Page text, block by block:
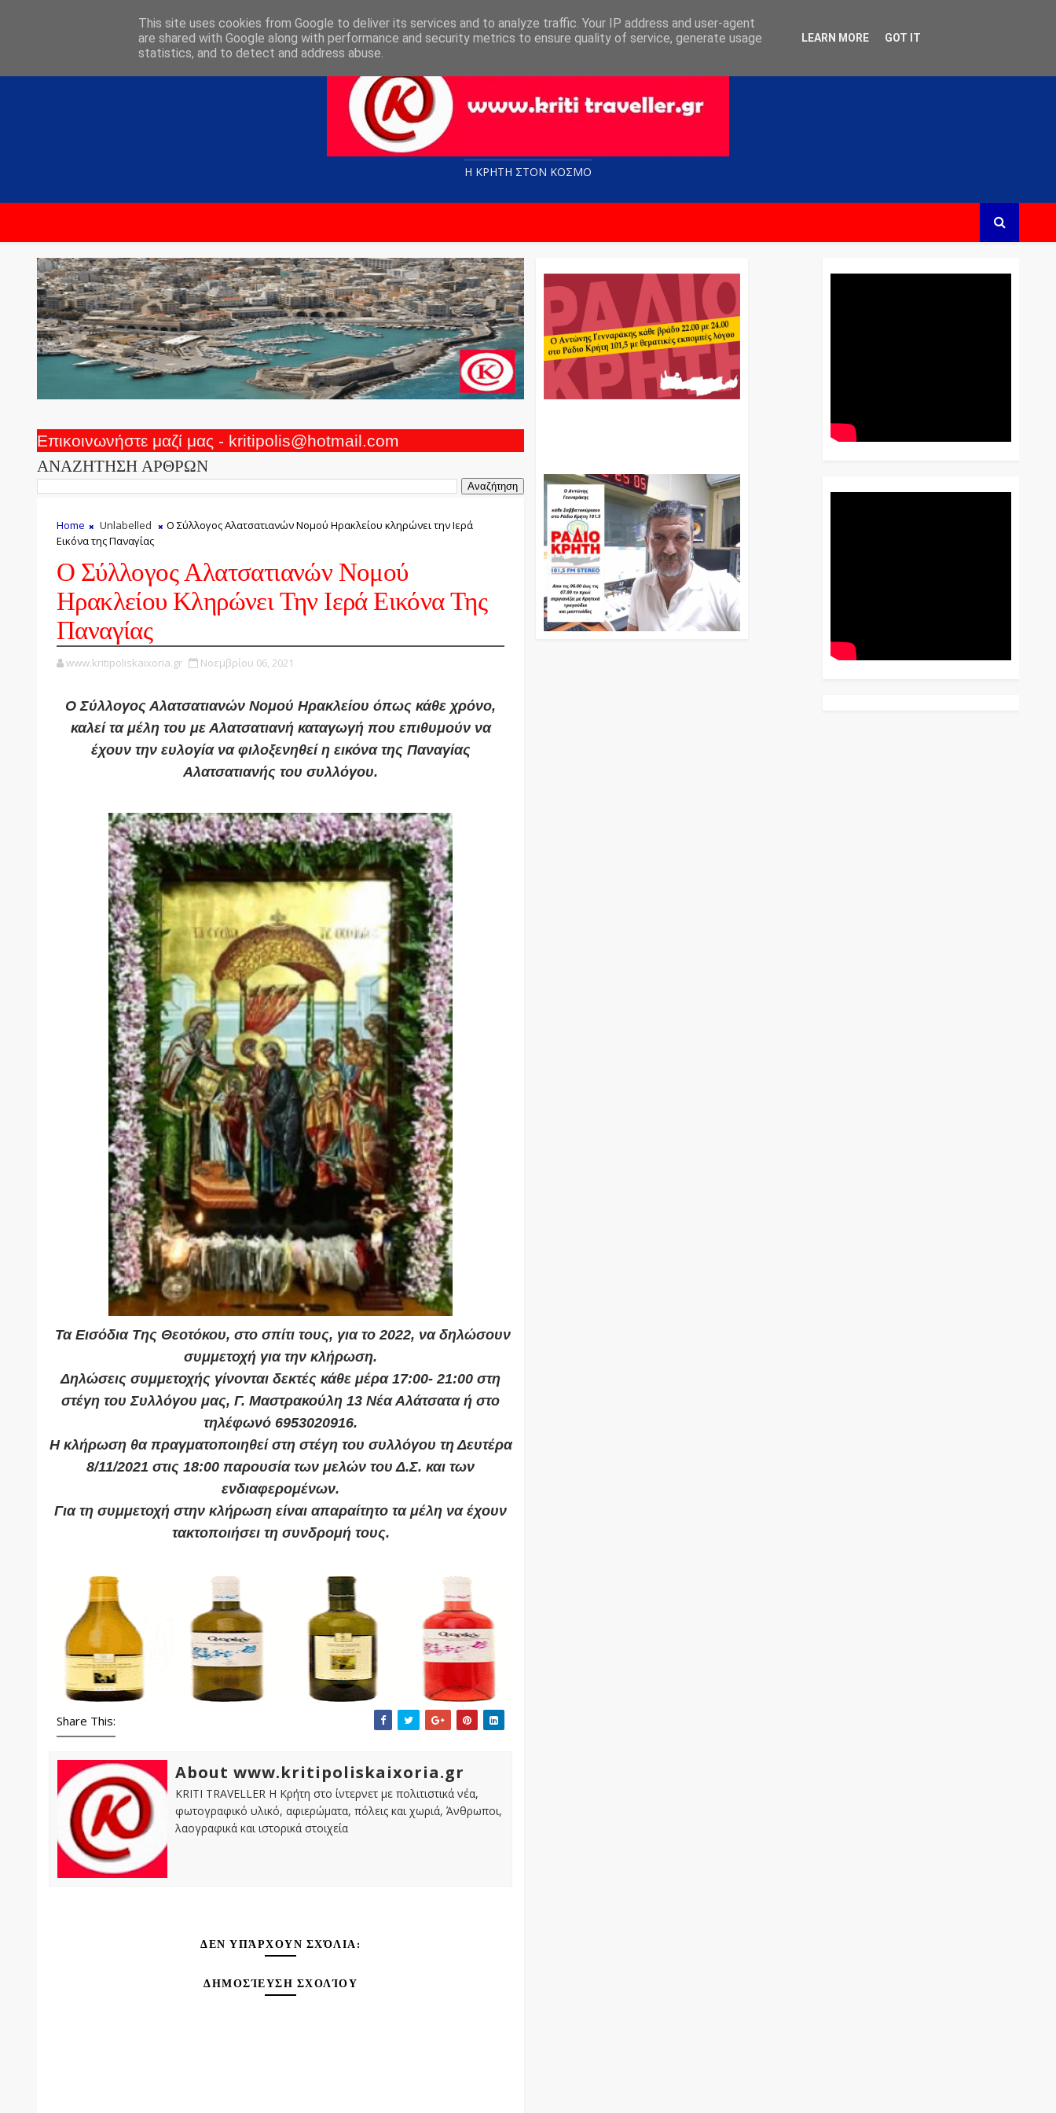
Η ΚΡΗΤΗ ΣΤΟN KOΣΜΟ
Επικοινωνήστε μαζί μας - kritipolis@hotmail.com
ΑΝΑΖΗΤΗΣΗ ΑΡΘΡΩΝ
Home Unlabelled
Ο Σύλλογος Αλατσατιανών Νομού Ηρακλείου κληρώνει την Ιερά
Εικόνα της Παναγίας
Ο Σύλλογος Αλατσατιανών Νομού
Ηρακλείου Κληρώνει Την Ιερά Εικόνα Της
Παναγίας
www.kritipoliskaixoria.gr Νοεμβρίου 06, 2021
Ο Σύλλογος Αλατσατιανών Νομού Ηρακλείου όπως κάθε χρόνο,
καλεί τα μέλη του με Αλατσατιανή καταγωγή που επιθυμούν να
έχουν την ευλογία να φιλοξενηθεί η εικόνα της Παναγίας
Αλατσατιανής του συλλόγου.
Τα Εισόδια Της Θεοτόκου, στο σπίτι τους, για το 2022, να δηλώσουν
συμμετοχή για την κλήρωση.
Δηλώσεις συμμετοχής γίνονται δεκτές κάθε μέρα 17:00- 21:00 στη
στέγη του Συλλόγου μας, Γ. Μαστρακούλη 13 Νέα Αλάτσατα ή στo
τηλέφωνό 6953020916.
Η κλήρωση θα πραγματοποιηθεί στη στέγη του συλλόγου τη Δευτέρα
8/11/2021 στις 18:00 παρουσία των μελών του Δ.Σ. και των
ενδιαφερομένων.
Για τη συμμετοχή στην κλήρωση είναι απαραίτητο τα μέλη να έχουν
τακτοποιήσει τη συνδρομή τους.
Share This:
About www.kritipoliskaixoria.gr
KRITI TRAVELLER Η Κρήτη στο ίντερνετ με πολιτιστικά νέα,
φωτογραφικό υλικό, αφιερώματα, πόλεις και χωριά, Άνθρωποι,
λαογραφικά και ιστορικά στοιχεία
ΔΕΝ ΥΠΆΡΧΟΥΝ ΣΧΌΛΙΑ:
ΔΗΜΟΣΊΕΥΣΗ ΣΧΟΛΊΟΥ
This site uses cookies from Google to deliver its services and to analyze traffic. Your IP address and user-agent
are shared with Google along with performance and security metrics to ensure quality of service, generate usage
statistics, and to detect and address abuse.
LEARN MORE GOT IT